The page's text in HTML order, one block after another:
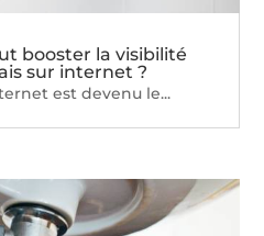
booster la visibilité
sur internet ?
est devenu le...